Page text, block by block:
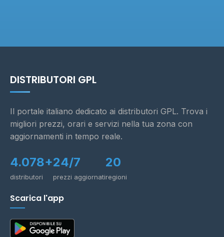
DISTRIBUTORI GPL
Il portale italiano dedicato ai distributori GPL. Trova i
migliori prezzi, orari e servizi nella tua zona con
aggiornamenti in tempo reale.
4.078+
distributori
24/7
prezzi aggiornati
20
regioni
Scarica l'app